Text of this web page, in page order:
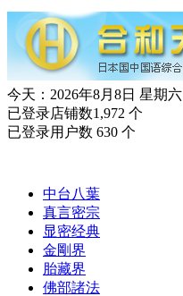
今天：2026年8月8日 星期六
已登录店铺数1,972 个
已登录用户数 630 个
中台八葉
真言密宗
显密经典
金剛界
胎藏界
佛部諸法